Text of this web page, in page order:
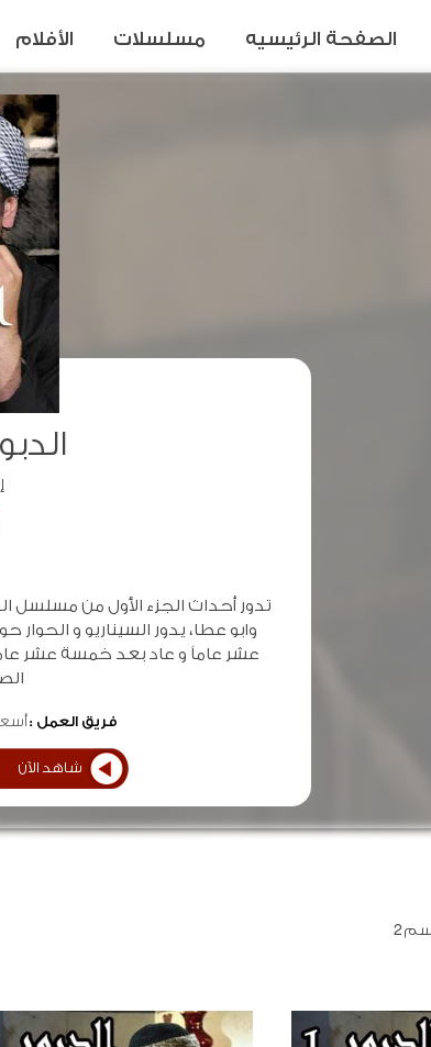
تدور أحداث الجزء الأول من مسلسل
وابو عطا، يدور السيناريو و
عشر عاماً و عاد بعد خمسة عشر
فريق العمل :
شاهد الآن
2
الصفحة الرئيسيه مسلسلات الأفلام